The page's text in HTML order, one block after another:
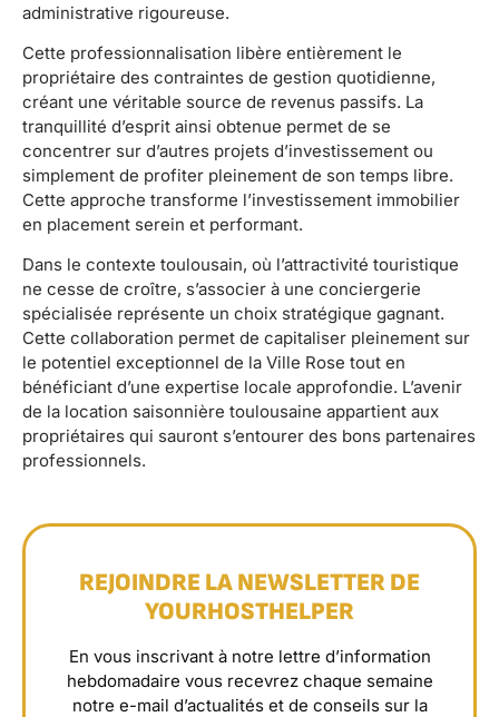
administrative rigoureuse.
Cette professionnalisation libère entièrement le
propriétaire des contraintes de gestion quotidienne,
créant une véritable source de revenus passifs. La
tranquillité d’esprit ainsi obtenue permet de se
concentrer sur d’autres projets d’investissement ou
simplement de profiter pleinement de son temps libre.
Cette approche transforme l’investissement immobilier
en placement serein et performant.
Dans le contexte toulousain, où l’attractivité touristique
ne cesse de croître, s’associer à une conciergerie
spécialisée représente un choix stratégique gagnant.
Cette collaboration permet de capitaliser pleinement sur
le potentiel exceptionnel de la Ville Rose tout en
bénéficiant d’une expertise locale approfondie. L’avenir
de la location saisonnière toulousaine appartient aux
propriétaires qui sauront s’entourer des bons partenaires
professionnels.
REJOINDRE LA NEWSLETTER DE
YOURHOSTHELPER
En vous inscrivant à notre lettre d’information
hebdomadaire vous recevrez chaque semaine
notre e-mail d’actualités et de conseils sur la